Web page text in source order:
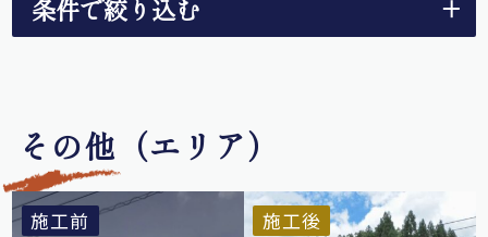
条件で絞り込む
リノベーション リノベーション
ちょこっと
リノベーション
リノベーション
出雲市
大社・斐川除く
旧簸川郡
松江市 雲南市
大田市
その他
その他（エリア）
施工前 施工後